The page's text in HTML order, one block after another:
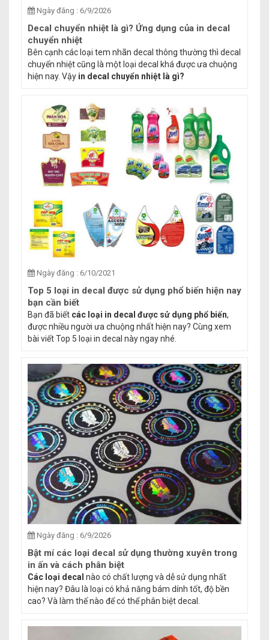
Ngày đăng : 6/9/2026
Decal chuyển nhiệt là gì? Ứng dụng của in decal
chuyển nhiệt
Bên cạnh các loại tem nhãn decal thông thường thì decal
chuyển nhiệt cũng là một loại decal khá được ưa chuộng
hiện nay. Vậy in decal chuyển nhiệt là gì?
Ngày đăng : 6/10/2021
Top 5 loại in decal được sử dụng phổ biến hiện nay
bạn cần biết
Bạn đã biết các loại in decal được sử dụng phổ biến,
được nhiều người ưa chuộng nhất hiện nay? Cùng xem
bài viết Top 5 loại in decal này ngay nhé.
Ngày đăng : 6/9/2026
Bật mí các loại decal sử dụng thường xuyên trong
in ấn và cách phân biệt
Các loại decal nào có chất lượng và dễ sử dụng nhất
hiện nay? Đâu là loại có khả năng bám dính tốt, độ bền
cao? Và làm thế nào để có thể phân biệt decal.